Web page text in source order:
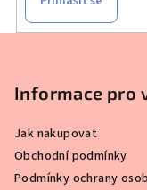
Informace pro
Jak nakupovat
Obchodní podmínky
Podmínky ochrany